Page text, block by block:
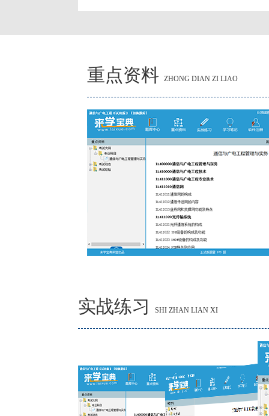
重点资料 ZHONG DIAN ZI LIAO
实战练习 SHI ZHAN LIAN XI